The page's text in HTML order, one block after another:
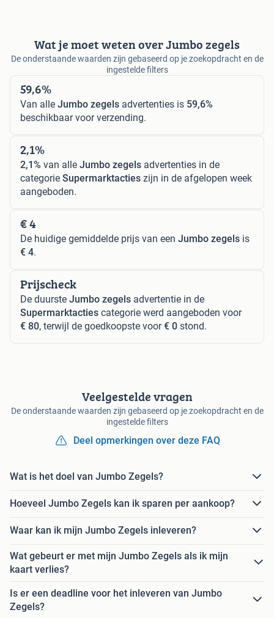
Wat je moet weten over Jumbo zegels
De onderstaande waarden zijn gebaseerd op je zoekopdracht en de
ingestelde filters
59,6%
Van alle Jumbo zegels advertenties is 59,6%
beschikbaar voor verzending.
2,1%
2,1% van alle Jumbo zegels advertenties in de
categorie Supermarktacties zijn in de afgelopen week
aangeboden.
€ 4
De huidige gemiddelde prijs van een Jumbo zegels is
€ 4.
Prijscheck
De duurste Jumbo zegels advertentie in de
Supermarktacties categorie werd aangeboden voor
€ 80, terwijl de goedkoopste voor€ 0 stond.
Veelgestelde vragen
De onderstaande waarden zijn gebaseerd op je zoekopdracht en de
ingestelde filters
Deel opmerkingen over deze FAQ
Wat is het doel van Jumbo Zegels?
Hoeveel Jumbo Zegels kan ik sparen per aankoop?
Waar kan ik mijn Jumbo Zegels inleveren?
Wat gebeurt er met mijn Jumbo Zegels als ik mijn
kaart verlies?
Is er een deadline voor het inleveren van Jumbo
Zegels?